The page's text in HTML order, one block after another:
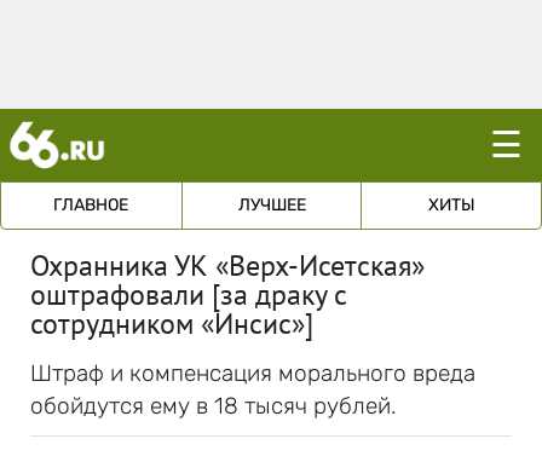
☰
ГЛАВНОЕ ЛУЧШЕЕ ХИТЫ
Охранника УК «Верх-Исетская»
оштрафовали [за драку с
сотрудником «Инсис»]
Штраф и компенсация морального вреда
обойдутся ему в 18 тысяч рублей.